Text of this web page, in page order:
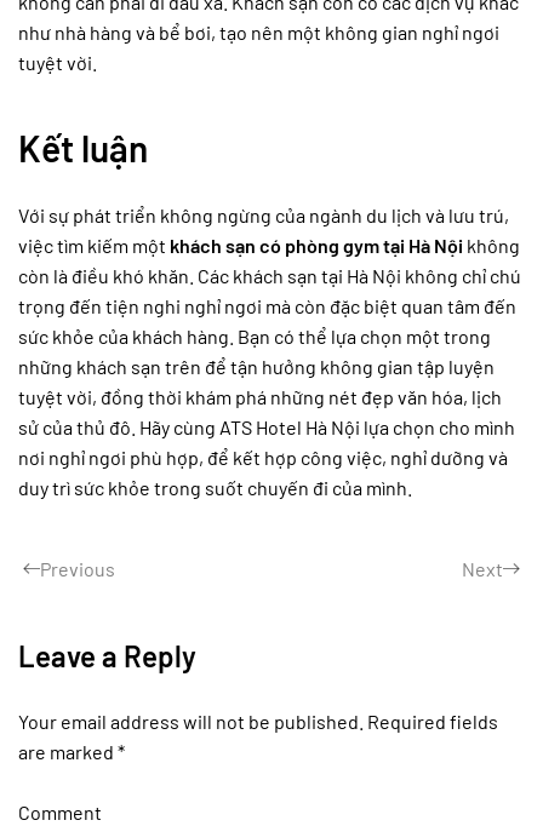
như nhà hàng và bể bơi, tạo nên một không gian nghỉ ngơi
tuyệt vời.
Kết luận
Với sự phát triển không ngừng của ngành du lịch và lưu trú,
việc tìm kiếm một khách sạn có phòng gym tại Hà Nội không
còn là điều khó khăn. Các khách sạn tại Hà Nội không chỉ chú
trọng đến tiện nghi nghỉ ngơi mà còn đặc biệt quan tâm đến
sức khỏe của khách hàng. Bạn có thể lựa chọn một trong
những khách sạn trên để tận hưởng không gian tập luyện
tuyệt vời, đồng thời khám phá những nét đẹp văn hóa, lịch
sử của thủ đô. Hãy cùng ATS Hotel Hà Nội lựa chọn cho mình
nơi nghỉ ngơi phù hợp, để kết hợp công việc, nghỉ dưỡng và
duy trì sức khỏe trong suốt chuyến đi của mình.
Previous Next
Leave a Reply
Your email address will not be published. Required fields
are marked *
Comment